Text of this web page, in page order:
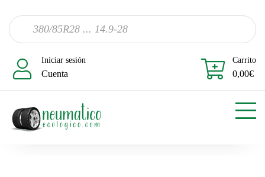
Iniciar sesión
Cuenta
Carrito
0,00€